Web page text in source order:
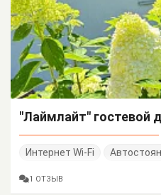
"Лаймлайт" гостевой
Интернет Wi-Fi
1 ОТЗЫВ